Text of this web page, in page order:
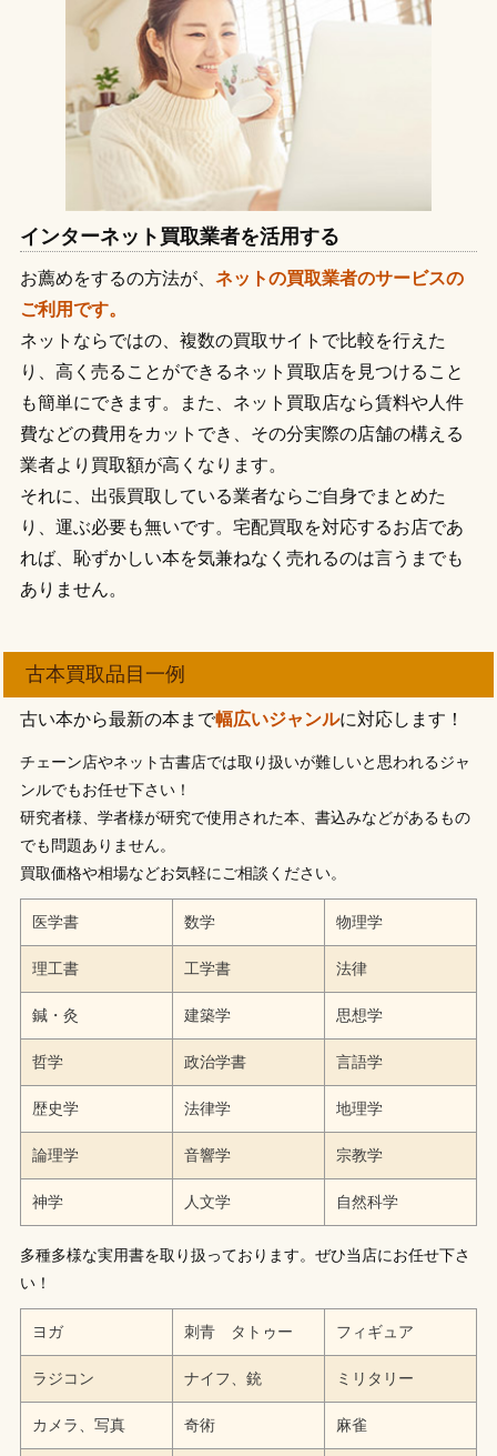
インターネット買取業者を活用する
お薦めをするの方法が、 ネットの買取業者のサービスの
ご利用です。
ネットならではの、複数の買取サイトで比較を行えた
り、高く売ることができるネット買取店を見つけること
も簡単にできます。また、ネット買取店なら賃料や人件
費などの費用をカットでき、その分実際の店舗の構える
業者より買取額が高くなります。
それに、出張買取している業者ならご自身でまとめた
り、運ぶ必要も無いです。宅配買取を対応するお店であ
れば、恥ずかしい本を気兼ねなく売れるのは言うまでも
ありません。
古本買取品目一例
古い本から最新の本まで幅広いジャンルに対応します！
チェーン店やネット古書店では取り扱いが難しいと思われるジャ
ンルでもお任せ下さい！
研究者様、学者様が研究で使用された本、書込みなどがあるもの
でも問題ありません。
買取価格や相場などお気軽にご相談ください。
医学書 数学 物理学
理工書 工学書 法律
鍼・灸 建築学 思想学
哲学 政治学書 言語学
歴史学 法律学 地理学
論理学 音響学 宗教学
神学 人文学 自然科学
多種多様な実用書を取り扱っております。ぜひ当店にお任せ下さ
い！
ヨガ 刺青 タトゥー フィギュア
ラジコン ナイフ、銃 ミリタリー
カメラ、写真 奇術 麻雀